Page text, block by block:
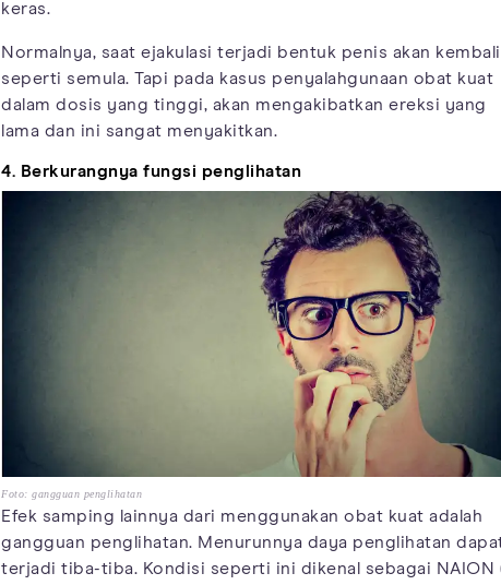
keras.
Normalnya, saat ejakulasi terjadi bentuk penis akan kembali
seperti semula. Tapi pada kasus penyalahgunaan obat kuat
dalam dosis yang tinggi, akan mengakibatkan ereksi yang
lama dan ini sangat menyakitkan.
4. Berkurangnya fungsi penglihatan
Foto: gangguan penglihatan
Efek samping lainnya dari menggunakan obat kuat adalah
gangguan penglihatan. Menurunnya daya penglihatan
terjadi tiba-tiba. Kondisi seperti ini dikenal sebagai NAION